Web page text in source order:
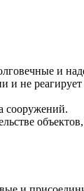
и
и не
сооружений.